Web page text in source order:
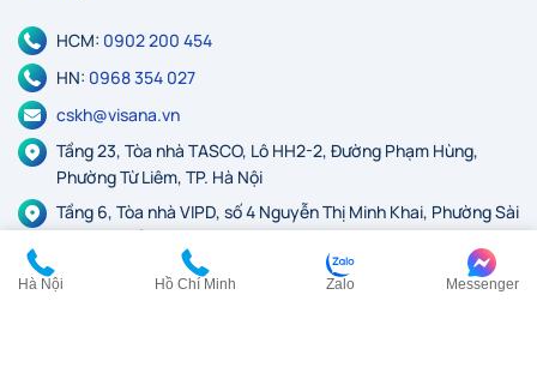
HCM: 0902 200 454
HN: 0968 354 027
cskh@visana.vn
Tầng 23, Tòa nhà TASCO, Lô HH2-2, Đường Phạm Hùng,
Phường Từ Liêm, TP. Hà Nội
Tầng 6, Tòa nhà VIPD, số 4 Nguyễn Thị Minh Khai, Phường Sài
Hà Nội Hồ Chí Minh Zalo Messenger